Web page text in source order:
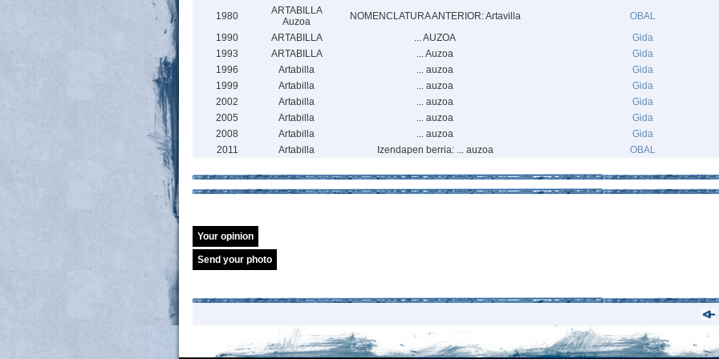
1980
ARTABILLA
Auzoa
NOMENCLATURA ANTERIOR: Artavilla
OBAL
1990
ARTABILLA ... AUZOA
Gida
1993
ARTABILLA ... Auzoa
Gida
1996
Artabilla ... auzoa
Gida
1999
Artabilla ... auzoa
Gida
2002
Artabilla ... auzoa
Gida
2005
Artabilla ... auzoa
Gida
2008
Artabilla ... auzoa
Gida
2011
Artabilla Izendapen berria: ... auzoa OBAL
Your opinion
Send your photo